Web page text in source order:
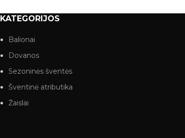
KATEGORIJOS
Balionai
Dovanos
Sezoninės šventės
Šventinė atributika
Žaislai